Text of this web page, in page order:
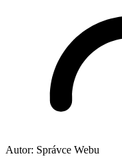
Autor: Správce Webu